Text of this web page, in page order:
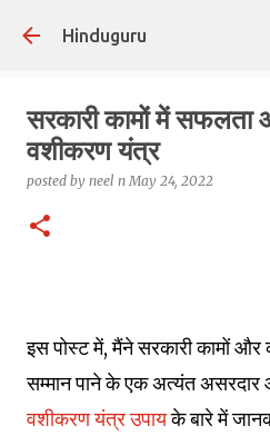
Hinduguru
सरकारी कामों में सफलता
वशीकरण यंत्र
posted by neel n May 24, 2022
इस पोस्ट में, मैंने सरकारी कामों
सम्मान पाने के एक अत्यंत
वशीकरण यंत्र उपायके बारे में